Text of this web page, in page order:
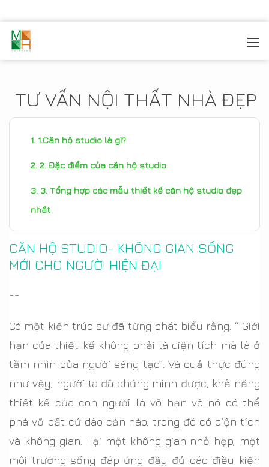
TƯ VẤN NỘI THẤT NHÀ ĐẸP
1.Căn hộ studio là gì?
2. Đặc điểm của căn hộ studio
3. Tổng hợp các mẫu thiết kế căn hộ studio đẹp
nhất
CĂN HỘ STUDIO- KHÔNG GIAN SỐNG
MỚI CHO NGƯỜI HIỆN ĐẠI
--
Có một kiến trúc sư đã từng phát biểu rằng: “ Giới
hạn của thiết kế không phải là diện tích mà là ở
tầm nhìn của người sáng tạo”. Và quả thực đúng
như vậy, người ta đã chứng minh được, khả năng
thiết kế của con người là vô hạn và nó có thể
phá vỡ bất cứ dào cản nào, trong đó có diện tích
và không gian. Tại một không gian nhỏ hẹp, một
môi trường sống đáp ứng đầy đủ các điều kiện